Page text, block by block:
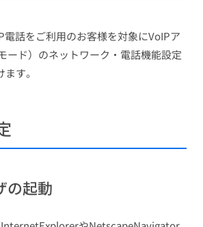
電話をご利用のお客様を対象にVoIPア
ード）のネットワーク・電話機能設定
す。
の起動